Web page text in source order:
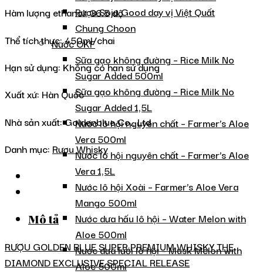
Rượu Soju Good day vị Việt Quất
Chung Choon
Nước OKF
Sữa gạo không đường – Rice Milk No
Sugar Added 500ml
Sữa gạo không đường – Rice Milk No
Sugar Added 1,5L
Nước lô hội nguyên chất – Farmer’s Aloe
Vera 500ml
Nước lô hội nguyên chất – Farmer’s Aloe
Vera 1,5L
Nước lô hội Xoài – Farmer’s Aloe Vera
Mango 500ml
Nước dưa hấu lô hội – Water Melon with
Aloe 500ml
Nước dưa lưới lô hội – Musk Melon with
Aloe 500ml
Hàm lượng ethanol: 36.5 độ
Thể tích thực: 450ml/chai
Hạn sử dụng: Không có hạn sử dụng
Xuất xứ: Hàn Quốc
Nhà sản xuất: Goldenblue Co., Ltd
Danh mục: Rượu Whisky
Mô tả
RƯỢU GOLDEN BLUE SUPER PREMIUM WHISKY THE
DIAMOND EXCLUSIVE SPECIAL RELEASE